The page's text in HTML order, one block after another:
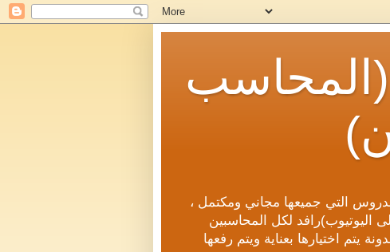
(المحاسب
التي جميعها مجاني ومكتمل ،
اليوتيوب)رافد لكل المحاسبين
يتم اختيارها بعناية ويتم رفعها